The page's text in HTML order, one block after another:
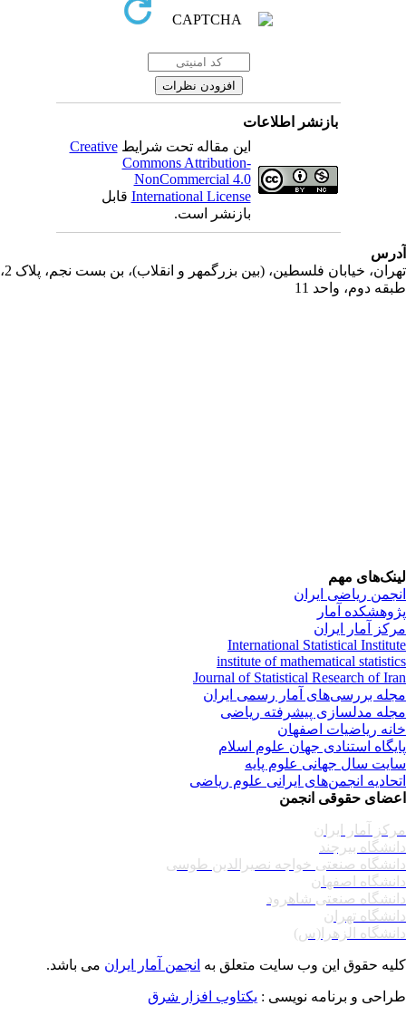
بازنشر اطلاعات
این مقاله تحت شرایطCreative
Commons Attribution-
NonCommercial 4.0
International Licenseقابل
بازنشر است.
تهران، خیابان فلسطین، (بین بزرگمهر و انقلاب)، بن بست نجم، پلاک 2،
دوم، واحد 11
مهم
ریاضی ایران
آمار
آمار ایران
International Statistical
institute of mathematical
Journal of Statistical Research of
بررسی‌های آمار رسمی ایران
مدلسازی پیشرفته ریاضی
ریاضیات اصفهان
استنادی جهان علوم اسلام
سال جهانی علوم پایه
انجمن‌های ایرانی علوم ریاضی
حقوقی انجمن
آمار ایران
بیرجند
صنعتی خواجه نصیرالدین طوسی
اصفهان
صنعتی شاهرود
تهران
الزهرا(س)
حقوق این وب سایت متعلق بهانجمن آمار ایرانمی باشد.
و برنامه نویسی : یکتاوب افزار شرق